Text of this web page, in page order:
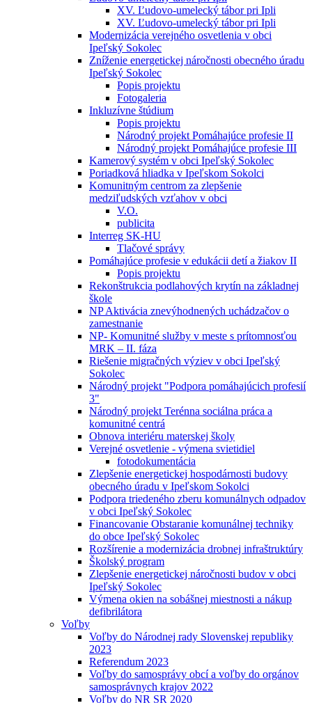
XV. Ľudovo-umelecký tábor pri Ipli
XV. Ľudovo-umelecký tábor pri Ipli
Modernizácia verejného osvetlenia v obci
Ipeľský Sokolec
Zníženie energetickej náročnosti obecného úradu
Ipeľský Sokolec
Popis projektu
Fotogaleria
Inkluzívne štúdium
Popis projektu
Národný projekt Pomáhajúce profesie II
Národný projekt Pomáhajúce profesie III
Kamerový systém v obci Ipeľský Sokolec
Poriadková hliadka v Ipeľskom Sokolci
Komunitným centrom za zlepšenie
medziľudských vzťahov v obci
V.O.
publicita
Interreg SK-HU
Tlačové správy
Pomáhajúce profesie v edukácii detí a žiakov II
Popis projektu
Rekonštrukcia podlahových krytín na základnej
škole
NP Aktivácia znevýhodnených uchádzačov o
zamestnanie
NP- Komunitné služby v meste s prítomnosťou
MRK – II. fáza
Riešenie migračných výziev v obci Ipeľský
Sokolec
Národný projekt "Podpora pomáhajúcich profesií
3"
Národný projekt Terénna sociálna práca a
komunitné centrá
Obnova interiéru materskej školy
Verejné osvetlenie - výmena svietidiel
fotodokumentácia
Zlepšenie energetickej hospodárnosti budovy
obecného úradu v Ipeľskom Sokolci
Podpora triedeného zberu komunálnych odpadov
v obci Ipeľský Sokolec
Financovanie Obstaranie komunálnej techniky
do obce Ipeľský Sokolec
Rozšírenie a modernizácia drobnej infraštruktúry
Školský program
Zlepšenie energetickej náročnosti budov v obci
Ipeľský Sokolec
Výmena okien na sobášnej miestnosti a nákup
defibrilátora
Voľby
Voľby do Národnej rady Slovenskej republiky
2023
Referendum 2023
Voľby do samosprávy obcí a voľby do orgánov
samosprávnych krajov 2022
Voľby do NR SR 2020